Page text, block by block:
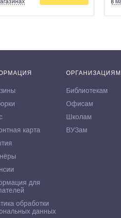
в
карта
для
обработки
данных
ОРГАНИЗАЦИЯМ
Библиотекам
Офисам
Школам
ВУЗам